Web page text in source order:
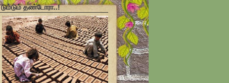
டும்டும் தண்டோரா..!